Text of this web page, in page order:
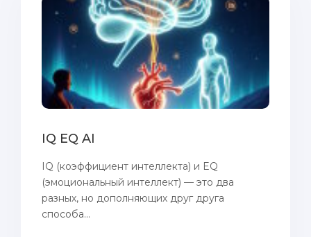
IQ EQ AI
IQ (коэффициент интеллекта) и EQ
(эмоциональный интеллект) — это два
разных, но дополняющих друг друга
способа...